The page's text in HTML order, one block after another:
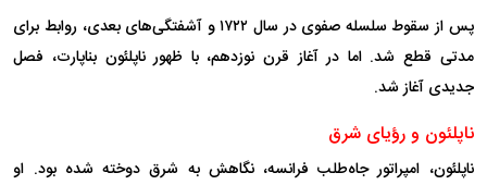
پس از سقوط سلسله صفوی در سال ۱۷۲۲ و آشفتگی‌های بعدی، روابط برای
مدتی قطع شد. اما در آغاز قرن نوزدهم، با ظهور ناپلئون بناپارت، فصل
جدیدی آغاز شد.
ناپلئون و رؤیای شرق
ناپلئون، امپراتور جاه‌طلب فرانسه، نگاهش به شرق دوخته شده بود. او